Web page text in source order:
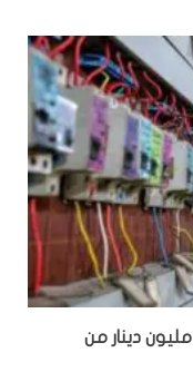
مشغل مولدة يختفي بعد جباية 11 مليون دينار من